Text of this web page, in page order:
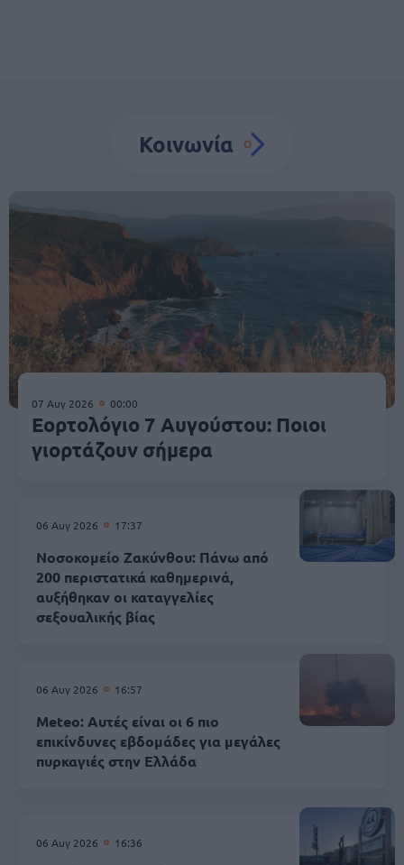
Κοινωνία
07 Αυγ 2026 00:00
Εορτολόγιο 7 Αυγούστου: Ποιοι
γιορτάζουν σήμερα
06 Αυγ 2026 17:37
Νοσοκομείο Ζακύνθου: Πάνω από
200 περιστατικά καθημερινά,
αυξήθηκαν οι καταγγελίες
σεξουαλικής βίας
06 Αυγ 2026 16:57
Meteo: Αυτές είναι οι 6 πιο
επικίνδυνες εβδομάδες για μεγάλες
πυρκαγιές στην Ελλάδα
06 Αυγ 2026 16:36